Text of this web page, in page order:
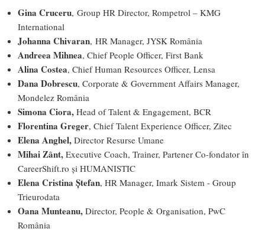
Gina Cruceru, Group HR Director, Rompetrol – KMG
International
Johanna Chivaran, HR Manager, JYSK România
Andreea Mihnea, Chief People Officer, First Bank
Alina Costea, Chief Human Resources Officer, Lensa
Dana Dobrescu, Corporate & Government Affairs Manager,
Mondelez România
Simona Ciora, Head of Talent & Engagement, BCR
Florentina Greger, Chief Talent Experience Officer, Zitec
Elena Anghel, Director Resurse Umane
Mihai Zânt, Executive Coach, Trainer, Partener Co-fondator în
CareerShift.ro și HUMANISTIC
Elena Cristina Ștefan, HR Manager, Imark Sistem - Group
Trieurodata
Oana Munteanu, Director, People & Organisation, PwC
România